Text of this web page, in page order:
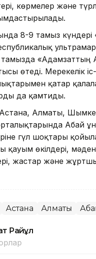
көрмелер және
8-9 тамыз күндері
тамызда «Адамзаттың
өтеді. Мерекелік
қатар
да қамтиды.
Алматы,
Абай
гүл шоқтары
қауым өкілдері,
жастар және
Астана Алматы
Райқұл